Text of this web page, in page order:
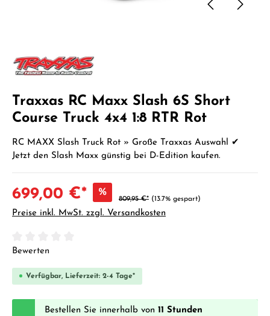
Traxxas RC Maxx Slash 6S Short
Course Truck 4x4 1:8 RTR Rot
RC MAXX Slash Truck Rot » Große Traxxas Auswahl ✔
Jetzt den Slash Maxx günstig bei D-Edition kaufen.
699,00 €* %
809,95 €* (13.7% gespart)
Preise inkl. MwSt. zzgl. Versandkosten
Durchschnittliche Bewertung von 0 von 5 Sternen
Bewerten
Verfügbar, Lieferzeit: 2-4 Tage*
Bestellen Sie innerhalb von 11 Stunden